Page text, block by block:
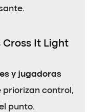
Cross It Light
y jugadoras
priorizan control,
punto.